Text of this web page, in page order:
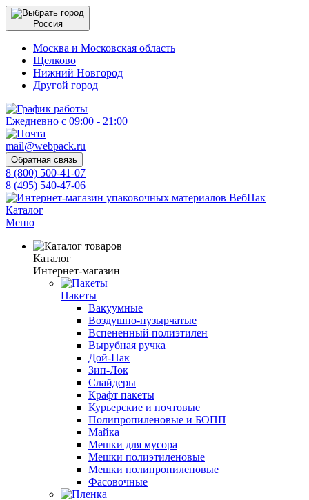
Россия
Москва и Московская область
Щелково
Нижний Новгород
Другой город
Ежедневно с 09:00 - 21:00
mail@webpack.ru
Обратная связь
8 (800) 500-41-07
8 (495) 540-47-06
Каталог
Меню
Каталог
Интернет-магазин
Пакеты
Вакуумные
Воздушно-пузырчатые
Вспененный полиэтилен
Вырубная ручка
Дой-Пак
Зип-Лок
Слайдеры
Крафт пакеты
Курьерские и почтовые
Полипропиленовые и БОПП
Майка
Мешки для мусора
Мешки полиэтиленовые
Мешки полипропиленовые
Фасовочные